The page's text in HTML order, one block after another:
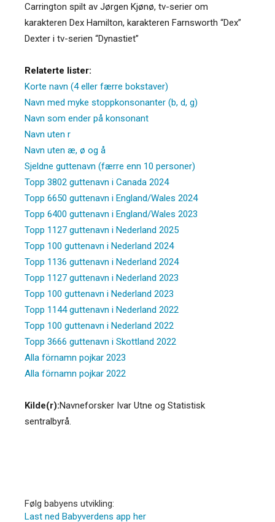
Carrington spilt av Jørgen Kjønø, tv-serier om
karakteren Dex Hamilton, karakteren Farnsworth “Dex”
Dexter i tv-serien “Dynastiet”
Relaterte lister:
Korte navn (4 eller færre bokstaver)
Navn med myke stoppkonsonanter (b, d, g)
Navn som ender på konsonant
Navn uten r
Navn uten æ, ø og å
Sjeldne guttenavn (færre enn 10 personer)
Topp 3802 guttenavn i Canada 2024
Topp 6650 guttenavn i England/Wales 2024
Topp 6400 guttenavn i England/Wales 2023
Topp 1127 guttenavn i Nederland 2025
Topp 100 guttenavn i Nederland 2024
Topp 1136 guttenavn i Nederland 2024
Topp 1127 guttenavn i Nederland 2023
Topp 100 guttenavn i Nederland 2023
Topp 1144 guttenavn i Nederland 2022
Topp 100 guttenavn i Nederland 2022
Topp 3666 guttenavn i Skottland 2022
Alla förnamn pojkar 2023
Alla förnamn pojkar 2022
Kilde(r):Navneforsker Ivar Utne og Statistisk
sentralbyrå.
Følg babyens utvikling:
Last ned Babyverdens app her